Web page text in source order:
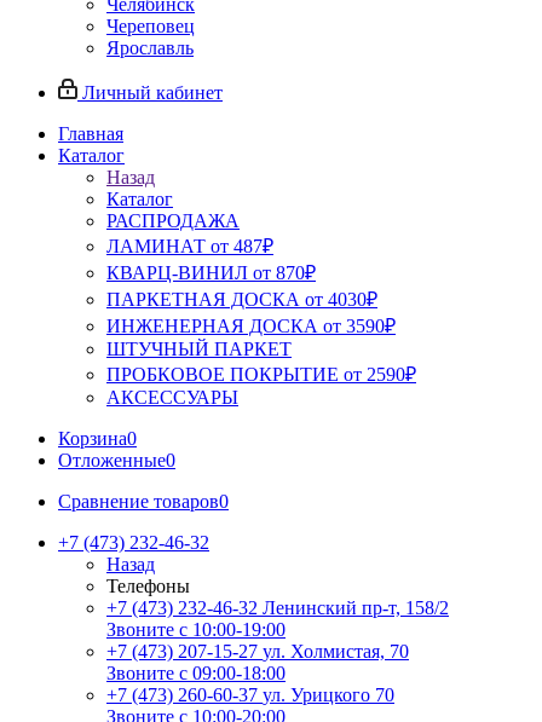
Челябинск
Череповец
Ярославль
Личный кабинет
Главная
Каталог
Назад
Каталог
РАСПРОДАЖА
ЛАМИНАТ от 487₽
КВАРЦ-ВИНИЛ от 870₽
ПАРКЕТНАЯ ДОСКА от 4030₽
ИНЖЕНЕРНАЯ ДОСКА от 3590₽
ШТУЧНЫЙ ПАРКЕТ
ПРОБКОВОЕ ПОКРЫТИЕ от 2590₽
АКСЕССУАРЫ
Корзина0
Отложенные0
Сравнение товаров0
+7 (473) 232-46-32
Назад
Телефоны
+7 (473) 232-46-32 Ленинский пр-т, 158/2
Звоните с 10:00-19:00
+7 (473) 207-15-27 ул. Холмистая, 70
Звоните с 09:00-18:00
+7 (473) 260-60-37 ул. Урицкого 70
Звоните с 10:00-20:00